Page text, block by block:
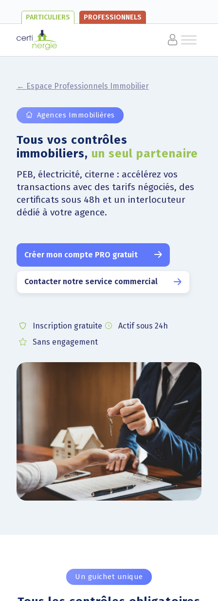
PARTICULIERS PROFESSIONNELS
← Espace Professionnels Immobilier
Agences Immobilières
Tous vos contrôles
immobiliers, un seul partenaire
PEB, électricité, citerne : accélérez vos
transactions avec des tarifs négociés, des
certificats sous 48h et un interlocuteur
dédié à votre agence.
Créer mon compte PRO gratuit
Contacter notre service commercial
Inscription gratuite
Actif sous 24h
Sans engagement
Un guichet unique